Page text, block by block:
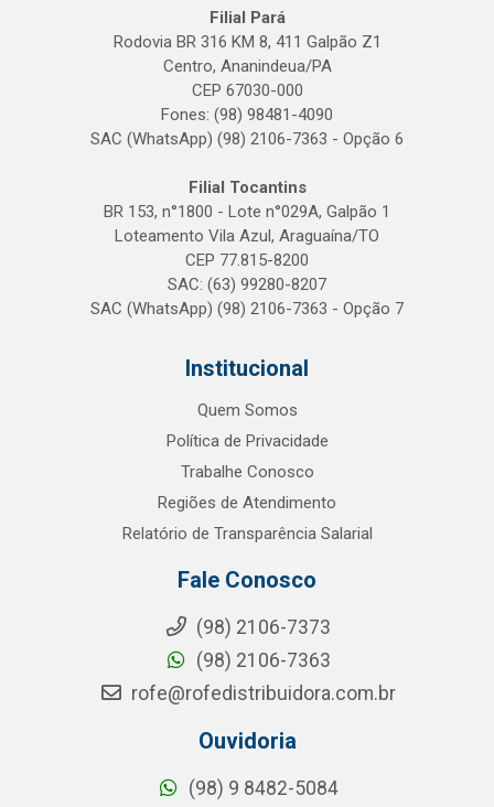
Filial Pará
Rodovia BR 316 KM 8, 411 Galpão Z1
Centro, Ananindeua/PA
CEP 67030-000
Fones: (98) 98481-4090
SAC (WhatsApp) (98) 2106-7363 - Opção 6
Filial Tocantins
BR 153, n°1800 - Lote n°029A, Galpão 1
Loteamento Vila Azul, Araguaína/TO
CEP 77.815-8200
SAC: (63) 99280-8207
SAC (WhatsApp) (98) 2106-7363 - Opção 7
Institucional
Quem Somos
Política de Privacidade
Trabalhe Conosco
Regiões de Atendimento
Relatório de Transparência Salarial
Fale Conosco
(98) 2106-7373
(98) 2106-7363
rofe@rofedistribuidora.com.br
Ouvidoria
(98) 9 8482-5084